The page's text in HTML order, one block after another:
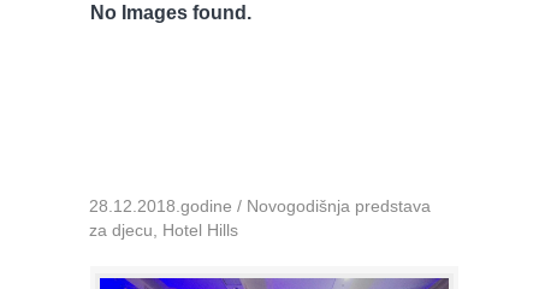
No Images found.
28.12.2018.godine / Novogodišnja predstava
za djecu, Hotel Hills